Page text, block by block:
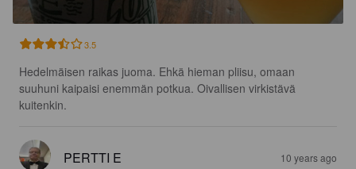
3.5
Hedelmäisen raikas juoma. Ehkä hieman pliisu, omaan
suuhuni kaipaisi enemmän potkua. Oivallisen virkistävä
kuitenkin.
PERTTI E 10 years ago